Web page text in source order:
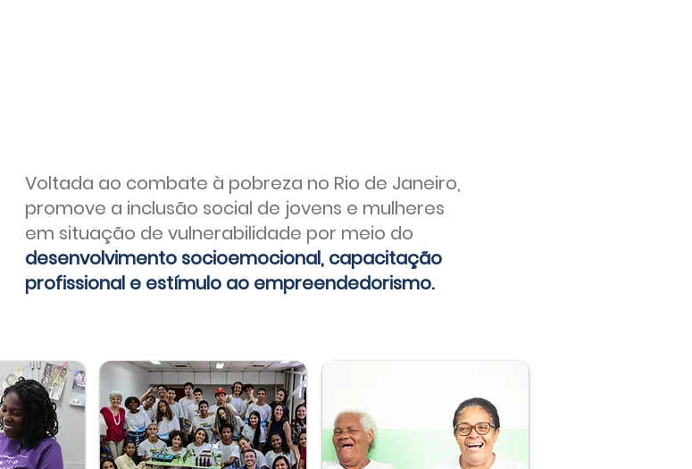
Voltada ao combate à pobreza no Rio de Janeiro,
promove a inclusão social de jovens e mulheres
em situação de vulnerabilidade por meio do
desenvolvimento socioemocional, capacitação
profissional e estímulo ao empreendedorismo.